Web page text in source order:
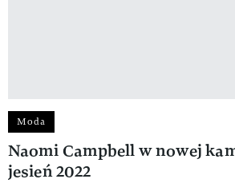
Moda
Naomi Campbell w nowej
jesień 2022